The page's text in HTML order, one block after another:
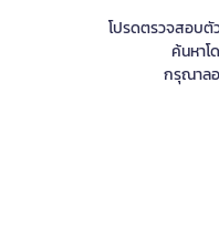
โปรดตรวจสอบตั
ค้นหาโ
กรุณาล